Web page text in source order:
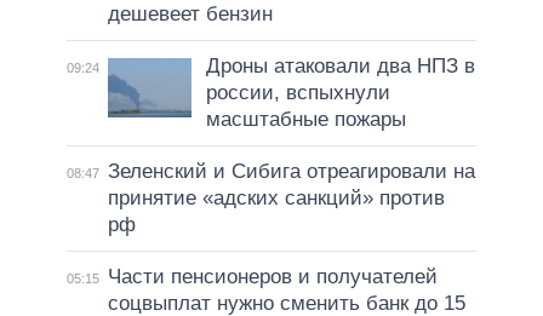
дешевеет бензин
09:24
Дроны атаковали два НПЗ в
россии, вспыхнули
масштабные пожары
08:47 Зеленский и Сибига отреагировали на
принятие «адских санкций» против
рф
05:15
Части пенсионеров и получателей
соцвыплат нужно сменить банк до 15